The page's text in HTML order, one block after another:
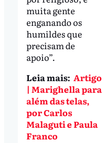
muita gente
enganando os
humildes que
precisam de
apoio”.
Leia mais: Artigo
| Marighella para
além das telas,
por Carlos
Malaguti e Paula
Franco